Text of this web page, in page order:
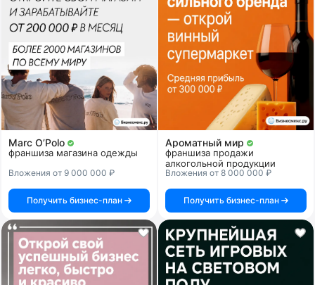
Marc O’Polo
франшиза магазина одежды
Вложения от 9 000 000 ₽
Получить бизнес-план
Ароматный мир
франшиза продажи
алкогольной продукции
Вложения от 8 000 000 ₽
Получить бизнес-план